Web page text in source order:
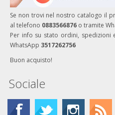
Se non trovi nel nostro catalogo il
al telefono 0883566876 o tramite
Per info su stato ordini, spedizioni
WhatsApp 3517262756
Buon acquisto!
Sociale